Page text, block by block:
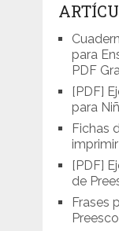
para
PDF
[PDF]
para
Fichas
imprimir
[PDF]
de
Frases